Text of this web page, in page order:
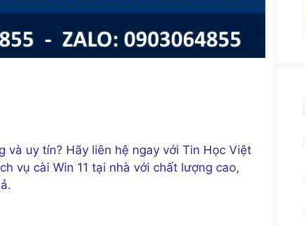
và uy tín? Hãy liên hệ ngay với Tin Học Việt
vụ cài Win 11 tại nhà với chất lượng cao,